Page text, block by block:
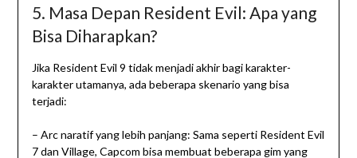
5. Masa Depan Resident Evil: Apa yang
Bisa Diharapkan?
Jika Resident Evil 9 tidak menjadi akhir bagi karakter-
karakter utamanya, ada beberapa skenario yang bisa
terjadi:
– Arc naratif yang lebih panjang: Sama seperti Resident Evil
7 dan Village, Capcom bisa membuat beberapa gim yang